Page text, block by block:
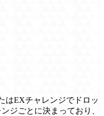
はEXチャレンジでドロッ
ジごとに決まっており、